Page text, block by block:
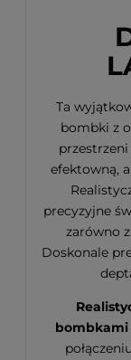
Ta
bombki z
efektowną,
precyzyjne
zarówno
Doskonale
bombkami